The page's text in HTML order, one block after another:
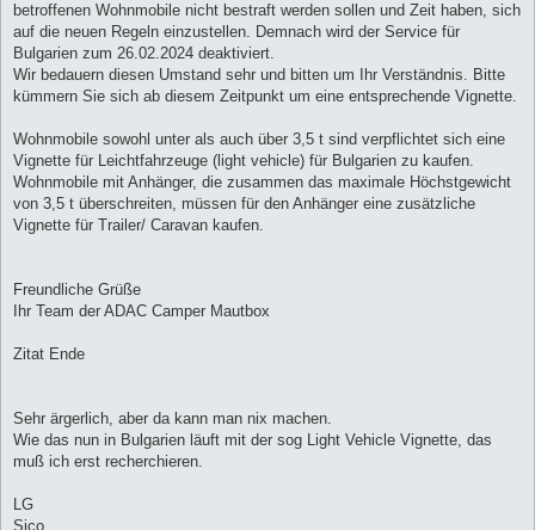
betroffenen Wohnmobile nicht bestraft werden sollen und Zeit haben, sich
auf die neuen Regeln einzustellen. Demnach wird der Service für
Bulgarien zum 26.02.2024 deaktiviert.
Wir bedauern diesen Umstand sehr und bitten um Ihr Verständnis. Bitte
kümmern Sie sich ab diesem Zeitpunkt um eine entsprechende Vignette.
Wohnmobile sowohl unter als auch über 3,5 t sind verpflichtet sich eine
Vignette für Leichtfahrzeuge (light vehicle) für Bulgarien zu kaufen.
Wohnmobile mit Anhänger, die zusammen das maximale Höchstgewicht
von 3,5 t überschreiten, müssen für den Anhänger eine zusätzliche
Vignette für Trailer/ Caravan kaufen.
Freundliche Grüße
Ihr Team der ADAC Camper Mautbox
Zitat Ende
Sehr ärgerlich, aber da kann man nix machen.
Wie das nun in Bulgarien läuft mit der sog Light Vehicle Vignette, das
muß ich erst recherchieren.
LG
Sico